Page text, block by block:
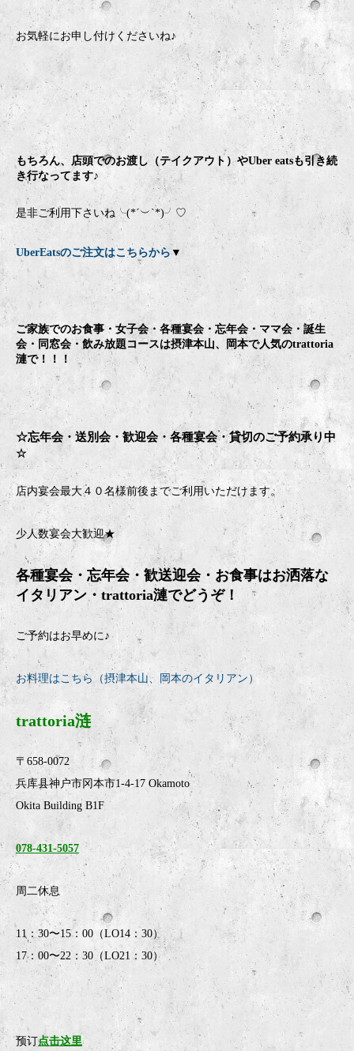
お気軽にお申し付けくださいね♪
もちろん、店頭でのお渡し（テイクアウト）やUber eatsも引き続
き行なってます♪
是非ご利用下さいね╰(*´︶`*)╯♡
UberEatsのご注文はこちらから▼
ご家族でのお食事・女子会・各種宴会・忘年会・ママ会・誕生
会・同窓会・飲み放題コースは摂津本山、岡本で人気のtrattoria
漣で！！！
☆忘年会・送別会・歓迎会・ 各種宴会・貸切のご予約承り中
☆
店内宴会最大４０名様前後までご利用いただけます。
少人数宴会大歓迎★
各種宴会・忘年会・歓送迎会・お食事はお洒落な
イタリアン・ trattoria漣でどうぞ！
ご予約はお早めに♪
お料理はこちら（摂津本山、岡本のイタリアン）
trattoria涟
〒658-0072
兵库县神户市冈本市1-4-17 Okamoto
Okita Building B1F
078-431-5057
周二休息
11：30〜15：00（LO14：30）
17：00〜22：30（LO21：30）
预订点击这里